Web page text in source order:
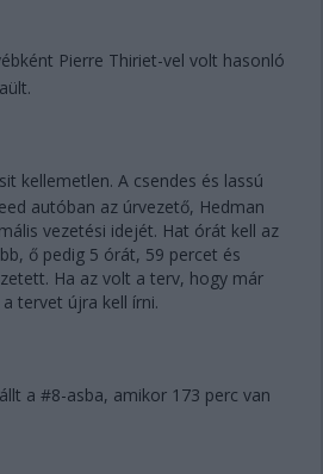
Pierre Thiriet-vel volt hasonló
kellemetlen. A csendes és lassú
autóban az úrvezető, Hedman
vezetési idejét. Hat órát kell az
ő pedig 5 órát, 59 percet és
Ha az volt a terv, hogy már
tervet újra kell írni.
a #8-asba, amikor 173 perc van